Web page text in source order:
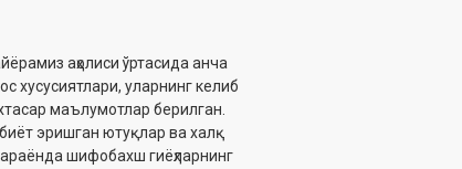
аҳолиси ўртасида анча
хусусиятлари, уларнинг келиб
маълумотлар берилган.
эришган ютуқлар ва халқ
шифобахш гиёҳларнинг